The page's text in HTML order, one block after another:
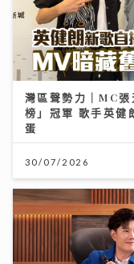
灣區聲勢力｜MC
榜」冠軍 歌手英健
蛋
30/07/2026